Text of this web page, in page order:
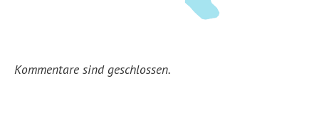
Kommentare sind geschlossen.